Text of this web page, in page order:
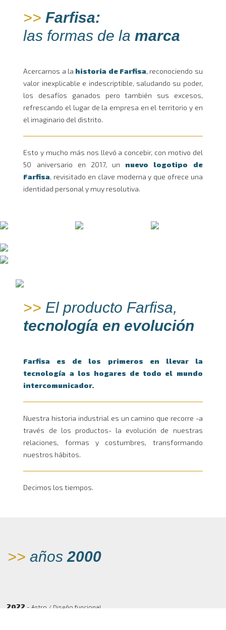
>> Farfisa:
las formas de lamarca
Acercarnos a la historia de Farfisa, reconociendo su
valor inexplicable e indescriptible, saludando su poder,
los desafíos ganados pero también sus excesos,
refrescando el lugar de la empresa en el territorio y en
el imaginario del distrito.
Esto y mucho más nos llevó a concebir, con motivo del
50 aniversario en 2017, un nuevo logotipo de
Farfisa, revisitado en clave moderna y que ofrece una
identidad personal y muy resolutiva.
>> El producto Farfisa,
tecnología en evolución
Farfisa es de los primeros en llevar la
tecnología a los hogares de todo el mundo
intercomunicador.
Nuestra historia industrial es un camino que recorre -a
través de los productos- la evolución de nuestras
relaciones, formas y costumbres, transformando
nuestros hábitos.
Decimos los tiempos.
>> años 2000
2022 - Astro / Diseño funcional